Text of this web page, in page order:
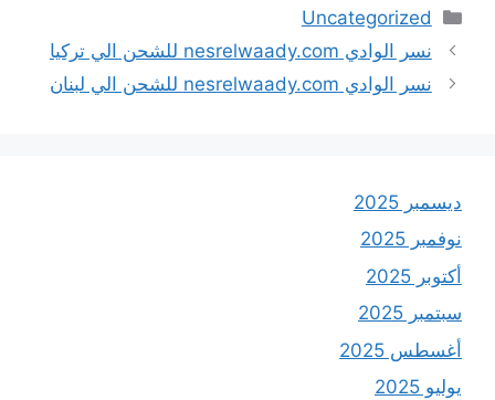
التصنيفات
Uncategorized
نسر الوادي nesrelwaady.com للشحن الي تركيا
نسر الوادي nesrelwaady.com للشحن الي لبنان
ديسمبر 2025
نوفمبر 2025
أكتوبر 2025
سبتمبر 2025
أغسطس 2025
يوليو 2025